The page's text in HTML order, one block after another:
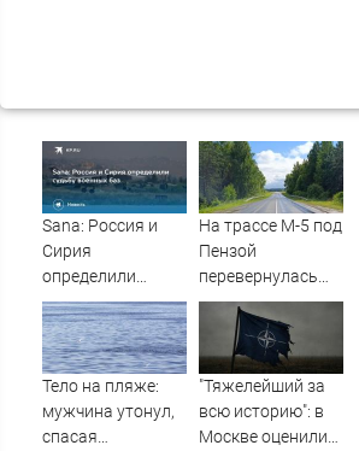
Sana: Россия и
Сирия
определили
судьбу военных
баз
На трассе М-5 под
Пензой
перевернулась
фура - Столица58
Тело на пляже:
мужчина утонул,
спасая
"Тяжелейший за
всю историю": в
Москве оценили